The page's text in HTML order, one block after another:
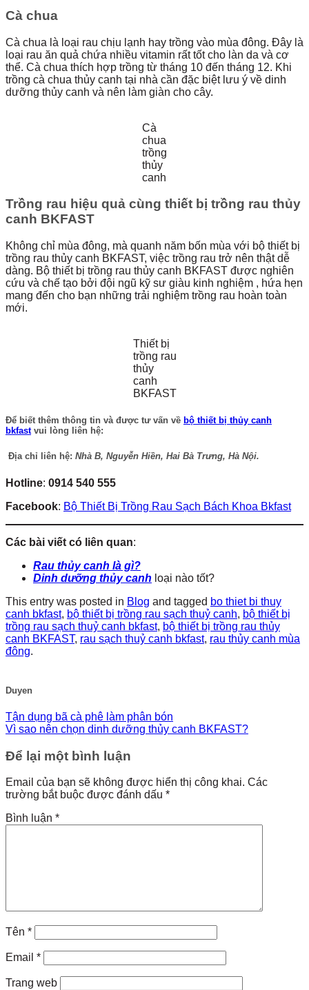
Cà chua
Cà chua là loại rau chịu lạnh hay trồng vào mùa đông. Đây là
loại rau ăn quả chứa nhiều vitamin rất tốt cho làn da và cơ
thể. Cà chua thích hợp trồng từ tháng 10 đến tháng 12. Khi
trồng cà chua thủy canh tại nhà cần đặc biệt lưu ý về dinh
dưỡng thủy canh và nên làm giàn cho cây.
Cà
chua
trồng
thủy
canh
Trồng rau hiệu quả cùng thiết bị trồng rau thủy
canh BKFAST
Không chỉ mùa đông, mà quanh năm bốn mùa với bộ thiết bị
trồng rau thủy canh BKFAST, việc trồng rau trở nên thật dễ
dàng. Bộ thiết bị trồng rau thủy canh BKFAST được nghiên
cứu và chế tạo bởi đội ngũ kỹ sư giàu kinh nghiệm , hứa hẹn
mang đến cho bạn những trải nghiệm trồng rau hoàn toàn
mới.
Thiết bị
trồng rau
thủy
canh
BKFAST
Để biết thêm thông tin và được tư vấn về bộ thiết bị thủy canh
bkfastvui lòng liên hệ:
Địa chỉ liên hệ: Nhà B, Nguyễn Hiền, Hai Bà Trưng, Hà Nội.
Hotline: 0914 540 555
Facebook: Bộ Thiết Bị Trồng Rau Sạch Bách Khoa Bkfast
Các bài viết có liên quan:
Rau thủy canh là gì?
Dinh dưỡng thủy canh loại nào tốt?
This entry was posted in Blog and tagged bo thiet bi thuy
canh bkfast, bộ thiết bị trồng rau sạch thuỷ canh, bộ thiết bị
trồng rau sạch thuỷ canh bkfast, bộ thiết bị trồng rau thủy
canh BKFAST, rau sạch thuỷ canh bkfast, rau thủy canh mùa
đông.
Duyen
Tận dụng bã cà phê làm phân bón
Vì sao nên chọn dinh dưỡng thủy canh BKFAST?
Để lại một bình luận
Email của bạn sẽ không được hiển thị công khai. Các
trường bắt buộc được đánh dấu *
Bình luận *
Tên *
Email *
Trang web